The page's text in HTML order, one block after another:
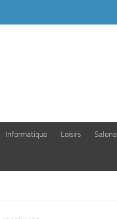
Informatique Loisirs Salons